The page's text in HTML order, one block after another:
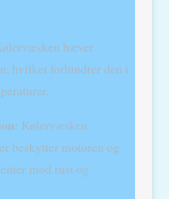
hæver
hvilket forhindrer den i
: Kølervæsken
beskytter motoren og
mod rust og